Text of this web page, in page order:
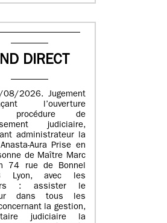
DIRECT
2026. Jugement
l’ouverture
procédure de
judiciaire,
administrateur la
Aura Prise en
de Maître Marc
74 rue de Bonnel
Lyon, avec les
: assister le
dans tous les
la gestion,
judiciaire la